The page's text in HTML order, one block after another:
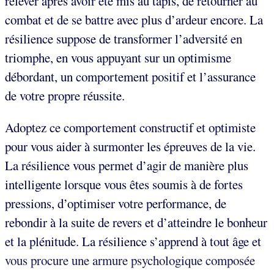
combat et de se battre avec plus d’ardeur encore. La
résilience suppose de transformer l’adversité en
triomphe, en vous appuyant sur un optimisme
débordant, un comportement positif et l’assurance
de votre propre réussite.
Adoptez ce comportement constructif et optimiste
pour vous aider à surmonter les épreuves de la vie.
La résilience vous permet d’agir de manière plus
intelligente lorsque vous êtes soumis à de fortes
pressions, d’optimiser votre performance, de
rebondir à la suite de revers et d’atteindre le bonheur
et la plénitude. La résilience s’apprend à tout âge et
vous procure une armure psychologique composée